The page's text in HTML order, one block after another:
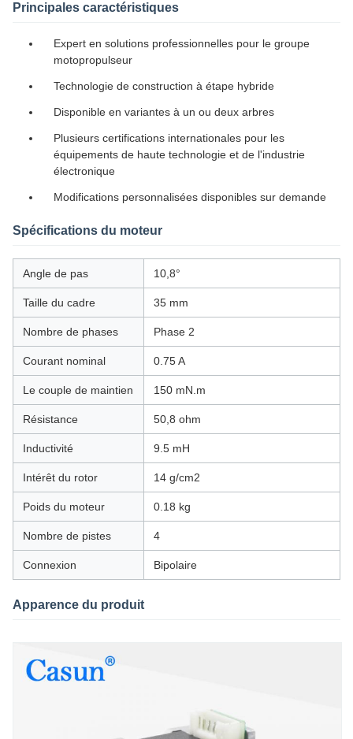
Principales caractéristiques
Expert en solutions professionnelles pour le groupe
motopropulseur
Technologie de construction à étape hybride
Disponible en variantes à un ou deux arbres
Plusieurs certifications internationales pour les
équipements de haute technologie et de l'industrie
électronique
Modifications personnalisées disponibles sur demande
Spécifications du moteur
Angle de pas 10,8°
Taille du cadre 35 mm
Nombre de phases Phase 2
Courant nominal 0.75 A
Le couple de maintien 150 mN.m
Résistance 50,8 ohm
Inductivité 9.5 mH
Intérêt du rotor 14 g/cm2
Poids du moteur 0.18 kg
Nombre de pistes 4
Connexion Bipolaire
Apparence du produit